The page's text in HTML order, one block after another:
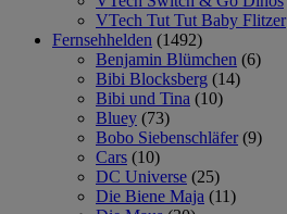
VTech Tut Tut Baby Flitzer
Fernsehhelden (1492)
Benjamin Blümchen (6)
Bibi Blocksberg (14)
Bibi und Tina (10)
Bluey (73)
Bobo Siebenschläfer (9)
Cars (10)
DC Universe (25)
Die Biene Maja (11)